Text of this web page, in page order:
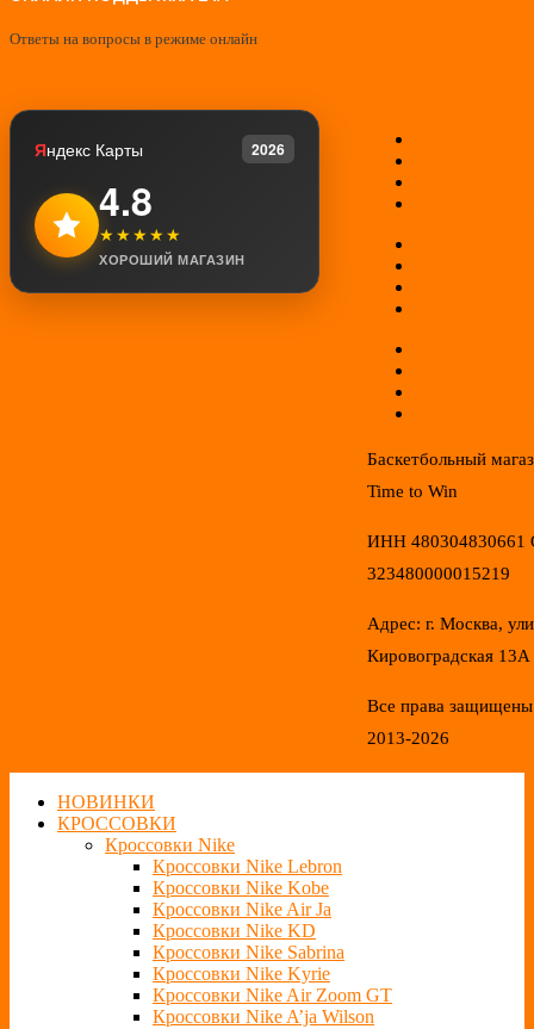
Ответы на вопросы в режиме онлайн
Яндекс Карты 2026
4.8
★★★★★
ХОРОШИЙ МАГАЗИН
Баскетбольный
Time to Win
ИНН 480304830661
323480000015219
Адрес: г. Москва,
Кировоградская 13А
Все права
2013-2026
НОВИНКИ
КРОССОВКИ
Кроссовки Nike
Кроссовки Nike Lebron
Кроссовки Nike Kobe
Кроссовки Nike Air Ja
Кроссовки Nike KD
Кроссовки Nike Sabrina
Кроссовки Nike Kyrie
Кроссовки Nike Air Zoom GT
Кроссовки Nike A’ja Wilson